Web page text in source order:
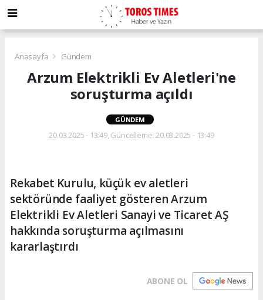
Anasayfa Gündem
Arzum Elektrikli Ev Aletleri'ne
soruşturma açıldı
GÜNDEM
20.03.2025 - 13:49, Güncelleme: 20.03.2025 - 13:49
Rekabet Kurulu, küçük ev aletleri
sektöründe faaliyet gösteren Arzum
Elektrikli Ev Aletleri Sanayi ve Ticaret AŞ
hakkında soruşturma açılmasını
kararlaştırdı
ABONE OL